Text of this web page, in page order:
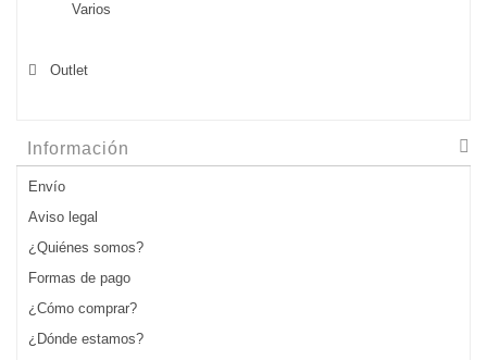
Varios
Outlet
Información
Envío
Aviso legal
¿Quiénes somos?
Formas de pago
¿Cómo comprar?
¿Dónde estamos?